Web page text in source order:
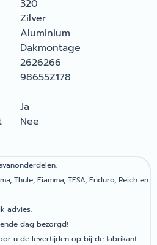
320
Zilver
Aluminium
Dakmontage
2626266
98655Z178
Ja
Nee
Thule, Fiamma, TESA, Enduro, Reich en
advies.
dag bezorgd!
u de levertijden op bij de fabrikant.